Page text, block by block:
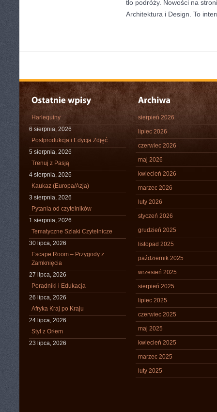
tło podróży. Nowości na
Architektura i Design. To
Harlequiny
6 sierpnia, 2026
Postprodukcja i Edycja Zdjęć
5 sierpnia, 2026
Trenuj z Pasją
4 sierpnia, 2026
Kaukaz (Europa/Azja)
3 sierpnia, 2026
Pytania od czytelników
1 sierpnia, 2026
Tematyczne Szlaki Czytelnicze
30 lipca, 2026
Escape Room – Przygody z
Zamknięcia
27 lipca, 2026
Poradniki i Edukacja
26 lipca, 2026
Afryka Kraj po Kraju
24 lipca, 2026
Styl z Orłem
23 lipca, 2026
sierpień 2026
lipiec 2026
czerwiec 2026
maj 2026
kwiecień 2026
marzec 2026
luty 2026
styczeń 2026
grudzień 2025
listopad 2025
październik 2025
wrzesień 2025
sierpień 2025
lipiec 2025
czerwiec 2025
maj 2025
kwiecień 2025
marzec 2025
luty 2025